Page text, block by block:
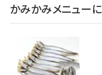
かみかみメニュー